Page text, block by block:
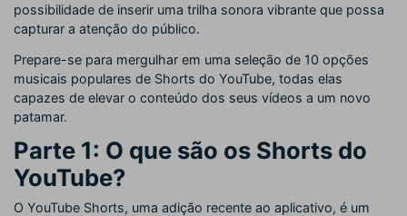
possibilidade de inserir uma trilha sonora vibrante que possa
capturar a atenção do público.
Prepare-se para mergulhar em uma seleção de 10 opções
musicais populares de Shorts do YouTube, todas elas
capazes de elevar o conteúdo dos seus vídeos a um novo
patamar.
Parte 1: O que são os Shorts do
YouTube?
O YouTube Shorts, uma adição recente ao aplicativo, é um